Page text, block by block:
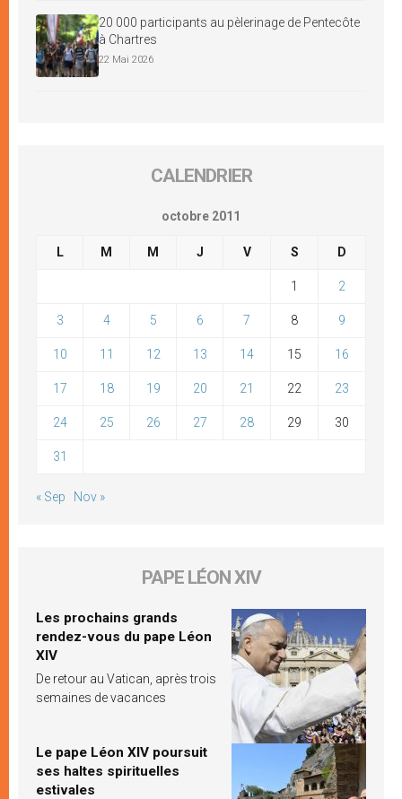
20 000 participants au pèlerinage de Pentecôte
à Chartres
22 Mai 2026
CALENDRIER
octobre 2011
L M M J V S D
1 2
3 4 5 6 7 8 9
10 11 12 13 14 15 16
17 18 19 20 21 22 23
24 25 26 27 28 29 30
31
« Sep Nov »
PAPE LÉON XIV
Les prochains grands
rendez-vous du pape Léon
XIV
De retour au Vatican, après trois
semaines de vacances
Le pape Léon XIV poursuit
ses haltes spirituelles
estivales